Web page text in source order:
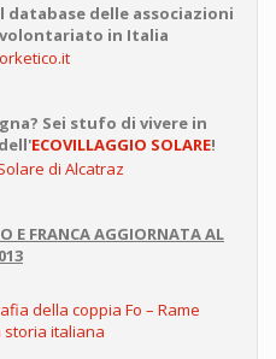
il database delle associazioni
in Italia
Sei stufo di vivere in
ECOVILLAGGIO SOLARE!
E FRANCA AGGIORNATA AL